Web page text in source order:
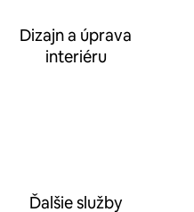
Dizajn a úprava
interiéru
Ďalšie služby